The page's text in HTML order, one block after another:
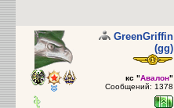
GreenGriffin
(gg)
кс "Авалон"
Сообщений: 1378